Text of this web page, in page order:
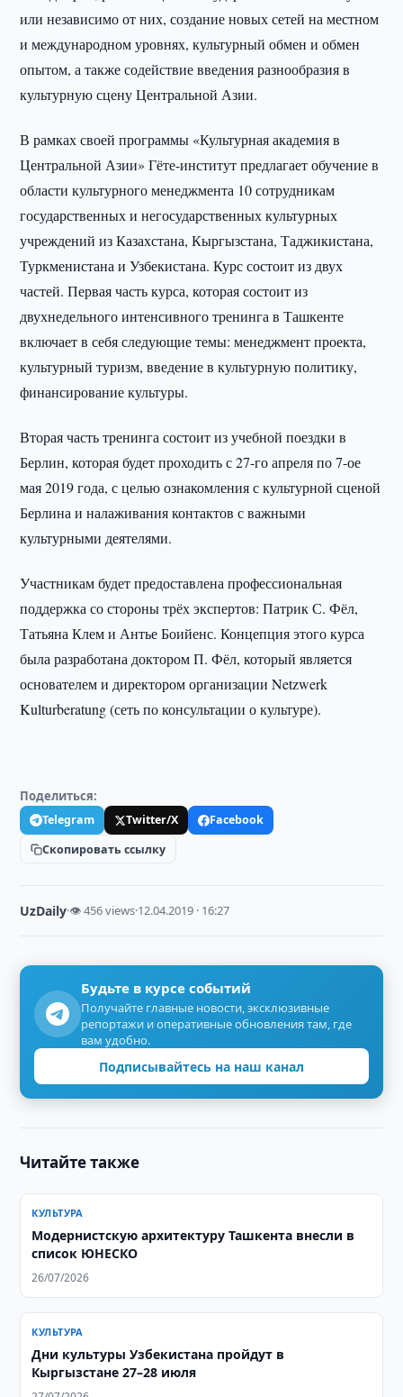
или независимо от них, создание новых сетей на местном
и международном уровнях, культурный обмен и обмен
опытом, а также содействие введения разнообразия в
культурную сцену Центральной Азии.
В рамках своей программы «Культурная академия в
Центральной Азии» Гёте-институт предлагает обучение в
области культурного менеджмента 10 сотрудникам
государственных и негосударственных культурных
учреждений из Казахстана, Кыргызстана, Таджикистана,
Туркменистана и Узбекистана. Курс состоит из двух
частей. Первая часть курса, которая состоит из
двухнедельного интенсивного тренинга в Ташкенте
включает в себя следующие темы: менеджмент проекта,
культурный туризм, введение в культурную политику,
финансирование культуры.
Вторая часть тренинга состоит из учебной поездки в
Берлин, которая будет проходить с 27-го апреля по 7-ое
мая 2019 года, с целью ознакомления с культурной сценой
Берлина и налаживания контактов с важными
культурными деятелями.
Участникам будет предоставлена профессиональная
поддержка со стороны трёх экспертов: Патрик С. Фёл,
Татьяна Клем и Антье Боийенс. Концепция этого курса
была разработана доктором П. Фёл, который является
основателем и директором организации Netzwerk
Kulturberatung (сеть по консультации о культуре).
Поделиться:
Telegram Twitter/X
Facebook
Скопировать ссылку
UzDaily·👁 456 views·12.04.2019 · 16:27
Будьте в курсе событий
Получайте главные новости, эксклюзивные
репортажи и оперативные обновления там, где
вам удобно.
Подписывайтесь на наш канал
Читайте также
КУЛЬТУРА
Модернистскую архитектуру Ташкента внесли в
список ЮНЕСКО
26/07/2026
КУЛЬТУРА
Дни культуры Узбекистана пройдут в
Кыргызстане 27–28 июля